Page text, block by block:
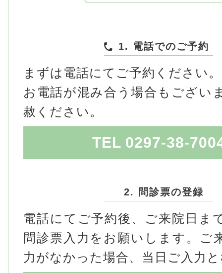
1. 電話でのご予約
まずは電話にてご予約ください。
お電話が混み合う場合もござい
赦ください。
TEL 0297-38-
2. 問診票の登録
電話にてご予約後、ご来院日ま
問診票入力をお願いします。ご
力がなかった場合、当日ご入力